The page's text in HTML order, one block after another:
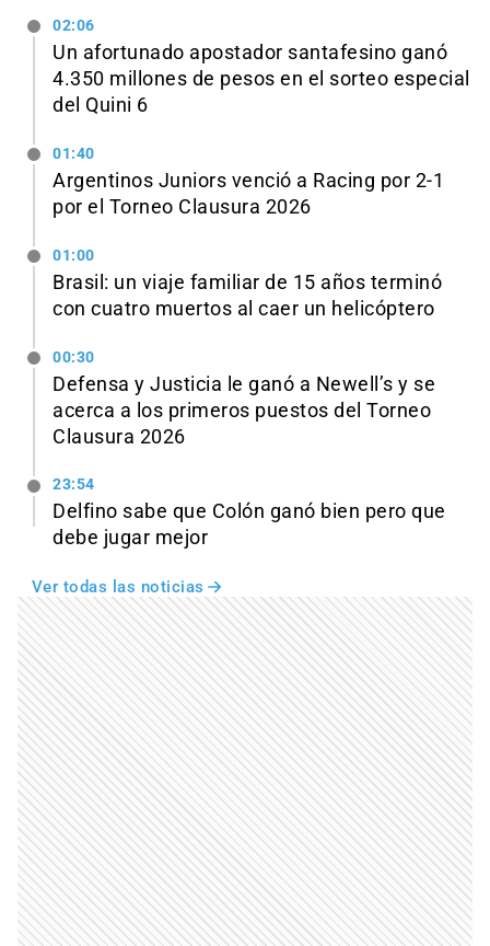
02:06
Un afortunado apostador santafesino ganó
4.350 millones de pesos en el sorteo especial
del Quini 6
01:40
Argentinos Juniors venció a Racing por 2-1
por el Torneo Clausura 2026
01:00
Brasil: un viaje familiar de 15 años terminó
con cuatro muertos al caer un helicóptero
00:30
Defensa y Justicia le ganó a Newell’s y se
acerca a los primeros puestos del Torneo
Clausura 2026
23:54
Delfino sabe que Colón ganó bien pero que
debe jugar mejor
Ver todas las noticias